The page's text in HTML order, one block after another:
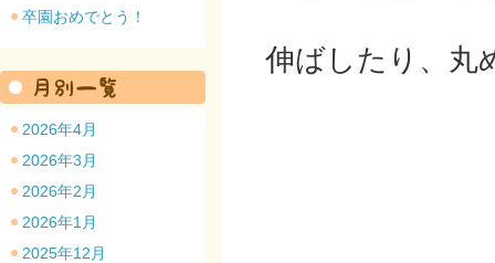
伸ばしたり、丸
卒園おめでとう！
2026年4月
2026年3月
2026年2月
2026年1月
2025年12月